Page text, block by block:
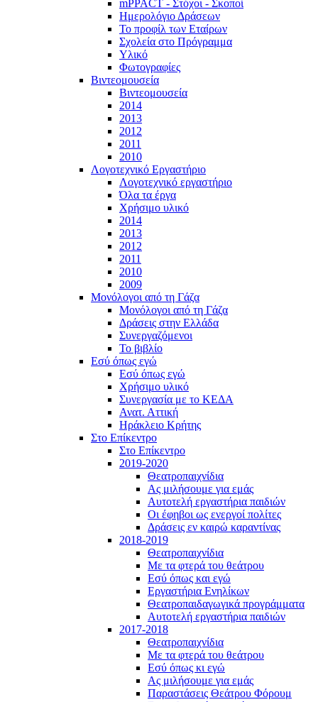
mPPACT - Στόχοι - Σκοποί
Ημερολόγιο Δράσεων
Το προφίλ των Εταίρων
Σχολεία στο Πρόγραμμα
Υλικό
Φωτογραφίες
Βιντεομουσεία
Βιντεομουσεία
2014
2013
2012
2011
2010
Λογοτεχνικό Εργαστήριο
Λογοτεχνικό εργαστήριο
Όλα τα έργα
Χρήσιμο υλικό
2014
2013
2012
2011
2010
2009
Μονόλογοι από τη Γάζα
Μονόλογοι από τη Γάζα
Δράσεις στην Ελλάδα
Συνεργαζόμενοι
To βιβλίο
Εσύ όπως εγώ
Εσύ όπως εγώ
Χρήσιμο υλικό
Συνεργασία με το ΚΕΔΑ
Ανατ. Αττική
Ηράκλειο Κρήτης
Στο Επίκεντρο
Στο Επίκεντρο
2019-2020
Θεατροπαιχνίδια
Ας μιλήσουμε για εμάς
Αυτοτελή εργαστήρια παιδιών
Οι έφηβοι ως ενεργοί πολίτες
Δράσεις εν καιρώ καραντίνας
2018-2019
Θεατροπαιχνίδια
Με τα φτερά του θεάτρου
Εσύ όπως και εγώ
Εργαστήρια Ενηλίκων
Θεατροπαιδαγωγικά προγράμματα
Αυτοτελή εργαστήρια παιδιών
2017-2018
Θεατροπαιχνίδια
Με τα φτερά του θεάτρου
Εσύ όπως κι εγώ
Ας μιλήσουμε για εμάς
Παραστάσεις Θεάτρου Φόρουμ